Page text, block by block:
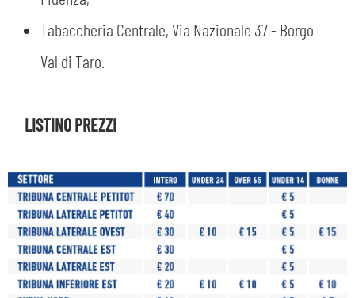
Tabaccheria Centrale, Via Nazionale 37 - Borgo
Val di Taro.
LISTINO PREZZI